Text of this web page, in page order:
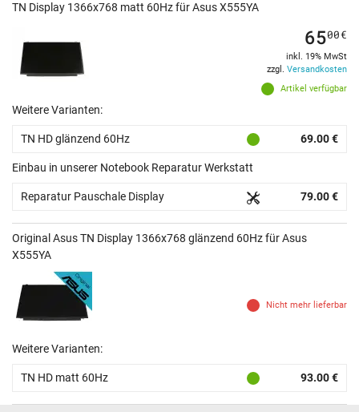
TN Display 1366x768 matt 60Hz für Asus X555YA
Artikel verfügbar
6500€
inkl. 19% MwSt
zzgl. Versandkosten
Weitere Varianten:
TN HD glänzend 60Hz 69.00 €
Einbau in unserer Notebook Reparatur Werkstatt
Reparatur Pauschale Display 79.00 €
Original Asus TN Display 1366x768 glänzend 60Hz für Asus
X555YA
Nicht mehr lieferbar
Weitere Varianten:
TN HD matt 60Hz 93.00 €